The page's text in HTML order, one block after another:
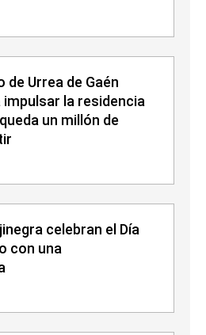
de Urrea de Gaén
la residencia
un millón de
celebran el Día
con una